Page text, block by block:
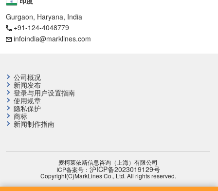
Gurgaon, Haryana, India
+91-124-4048779
infoindia@marklines.com
公司概况
新闻发布
登录与用户设置指南
使用规章
隐私保护
商标
新闻制作指南
麦柯莱依斯信息咨询（上海）有限公司
ICP备案号： 沪ICP备2023019129号
Copyright(C)MarkLines Co., Ltd. All rights reserved.